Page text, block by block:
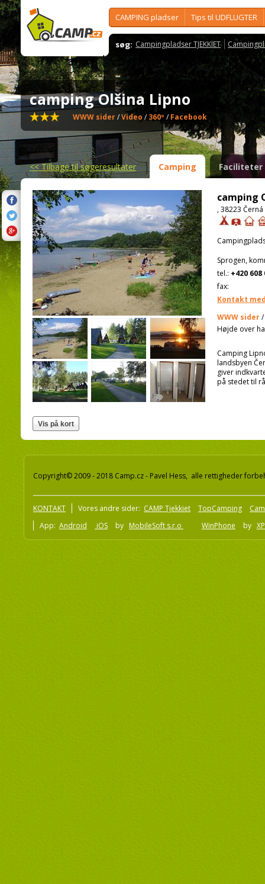
CAMPING pladser Tips til UDFLUGTER
søg: Campingpladser TJEKKIET
camping Olšina Lipno
WWW sider/Video /360º /Facebook
<<Tilbage til søgeresultater Camping Faciliteter
camping
, 38223
Sprogen,
tel.: +420 608
fax:
Kontakt
WWW sider/
Højde over
Camping
landsbyen
giver
på stedet til
Copyright© 2009 - 2018 Camp.cz - Pavel Hess, alle rettigheder
KONTAKT Vores andre sider: CAMP Tjekkiet TopCamping
App: Android iOS by MobileSoft s.r.o WinPhone by